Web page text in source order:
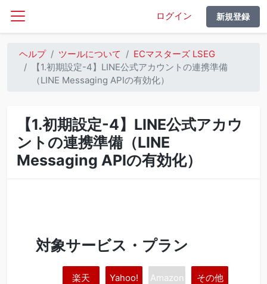
ログイン 新規登録
ヘルプ ツールについて
ECマスターズ LSEG
【1.初期設定-4】LINE公式アカウントの連携準備
（LINE Messaging APIの有効化）
【1.初期設定-4】LINE公式アカウ
ントの連携準備（LINE
Messaging APIの有効化）
対象サービス・プラン
楽天 Yahoo! Amazon その他